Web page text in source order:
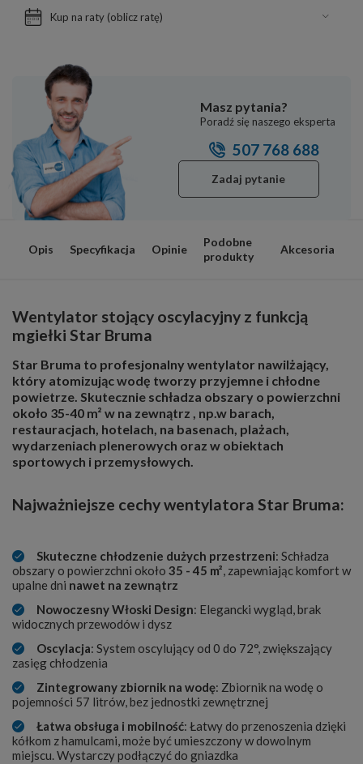
Kup na raty (oblicz ratę)
Masz pytania?
Poradź się naszego eksperta
507 768 688
Zadaj pytanie
Opis Specyfikacja Opinie
Podobne
produkty
Akcesoria
Wentylator stojący oscylacyjny z funkcją
mgiełki Star Bruma
Star Bruma to profesjonalny wentylator nawilżający,
który atomizując wodę tworzy przyjemne i chłodne
powietrze. Skutecznie schładza obszary o powierzchni
około 35-40 m² w na zewnątrz , np.w barach,
restauracjach, hotelach, na basenach, plażach,
wydarzeniach plenerowych oraz w obiektach
sportowych i przemysłowych.
Najważniejsze cechy wentylatora Star Bruma:
Skuteczne chłodzenie dużych przestrzeni: Schładza
obszary o powierzchni około 35 - 45 m², zapewniając komfort w
upalne dni nawet na zewnątrz
Nowoczesny Włoski Design: Elegancki wygląd, brak
widocznych przewodów i dysz
Oscylacja: System oscylujący od 0 do 72°, zwiększający
zasięg chłodzenia
Zintegrowany zbiornik na wodę: Zbiornik na wodę o
pojemności 57 litrów, bez jednostki zewnętrznej
Łatwa obsługa i mobilność: Łatwy do przenoszenia dzięki
kółkom z hamulcami, może być umieszczony w dowolnym
miejscu. Wystarczy podłączyć do gniazdka